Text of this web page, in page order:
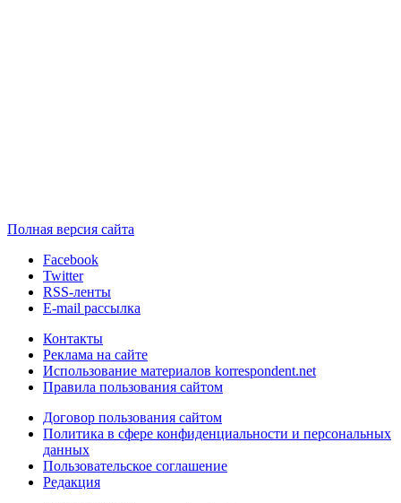
Полная версия сайта
Facebook
Twitter
RSS-ленты
E-mail рассылка
Контакты
Реклама на сайте
Использование материалов korrespondent.net
Правила пользования сайтом
Договор пользования сайтом
Политика в сфере конфиденциальности и персональных
данных
Пользовательское соглашение
Редакция